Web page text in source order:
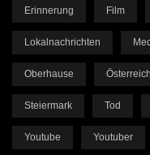
Erinnerung Film
Lokalnachrichten
Oberhause Österreich
Steiermark Tod
Youtube Youtuber